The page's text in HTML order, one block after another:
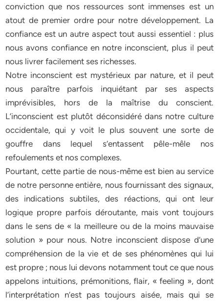
conviction que nos ressources sont immenses est un
atout de premier ordre pour notre développement. La
confiance est un autre aspect tout aussi essentiel : plus
nous avons confiance en notre inconscient, plus il peut
nous livrer facilement ses richesses.
Notre inconscient est mystérieux par nature, et il peut
nous paraître parfois inquiétant par ses aspects
imprévisibles, hors de la maîtrise du conscient.
L’inconscient est plutôt déconsidéré dans notre culture
occidentale, qui y voit le plus souvent une sorte de
gouffre dans lequel s’entassent pêle-mêle nos
refoulements et nos complexes.
Pourtant, cette partie de nous-même est bien au service
de notre personne entière, nous fournissant des signaux,
des indications subtiles, des réactions, qui ont leur
logique propre parfois déroutante, mais vont toujours
dans le sens de « la meilleure ou de la moins mauvaise
solution » pour nous. Notre inconscient dispose d’une
compréhension de la vie et de ses phénomènes qui lui
est propre ; nous lui devons notamment tout ce que nous
appelons intuitions, prémonitions, flair, « feeling », dont
l’interprétation n’est pas toujours aisée, mais qui se